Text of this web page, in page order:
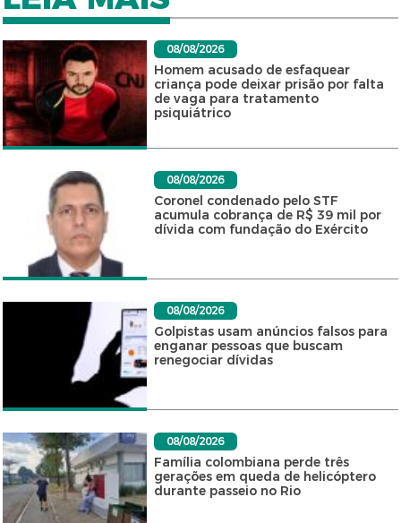
08/08/2026
Homem acusado de esfaquear
criança pode deixar prisão por falta
de vaga para tratamento
psiquiátrico
08/08/2026
Coronel condenado pelo STF
acumula cobrança de R$ 39 mil por
dívida com fundação do Exército
08/08/2026
Golpistas usam anúncios falsos para
enganar pessoas que buscam
renegociar dívidas
08/08/2026
Família colombiana perde três
gerações em queda de helicóptero
durante passeio no Rio